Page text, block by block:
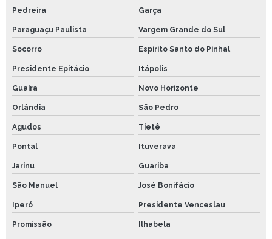
Pedreira Garça
Paraguaçu Paulista Vargem Grande do Sul
Socorro Espírito Santo do Pinhal
Presidente Epitácio Itápolis
Guaíra Novo Horizonte
Orlândia São Pedro
Agudos Tietê
Pontal Ituverava
Jarinu Guariba
São Manuel José Bonifácio
Iperó Presidente Venceslau
Promissão Ilhabela